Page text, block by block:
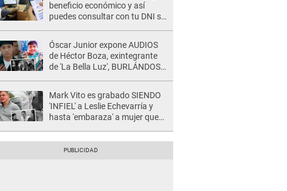
beneficio económico y así
puedes consultar con tu DNI si
Óscar Junior expone AUDIOS
de Héctor Boza, exintegrante
de 'La Bella Luz', BURLÁNDOSE
Mark Vito es grabado SIENDO
'INFIEL' a Leslie Echevarría y
hasta 'embaraza' a mujer que